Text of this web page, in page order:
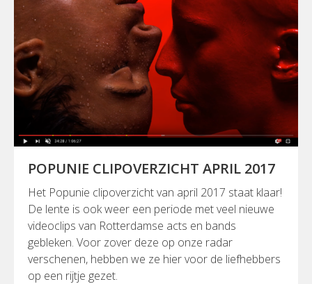
POPUNIE CLIPOVERZICHT APRIL 2017
Het Popunie clipoverzicht van april 2017 staat klaar!
De lente is ook weer een periode met veel nieuwe
videoclips van Rotterdamse acts en bands
gebleken. Voor zover deze op onze radar
verschenen, hebben we ze hier voor de liefhebbers
op een rijtje gezet.